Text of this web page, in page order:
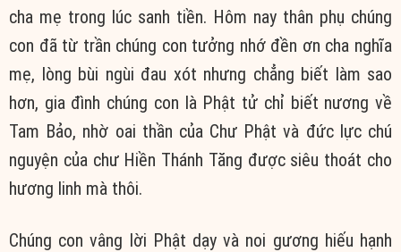
cha mẹ trong lúc sanh tiền. Hôm nay thân phụ chúng
con đã từ trần chúng con tưởng nhớ đền ơn cha nghĩa
mẹ, lòng bùi ngùi đau xót nhưng chẳng biết làm sao
hơn, gia đình chúng con là Phật tử chỉ biết nương về
Tam Bảo, nhờ oai thần của Chư Phật và đức lực chú
nguyện của chư Hiền Thánh Tăng được siêu thoát cho
hương linh mà thôi.
Chúng con vâng lời Phật dạy và noi gương hiếu hạnh